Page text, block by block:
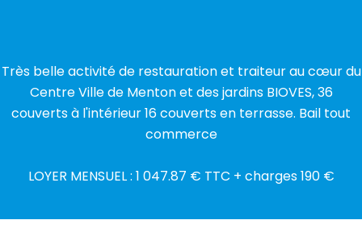
Très belle activité de restauration et traiteur au cœur du
Centre Ville de Menton et des jardins BIOVES, 36
couverts à l'intérieur 16 couverts en terrasse. Bail tout
commerce
LOYER MENSUEL : 1 047.87 € TTC + charges 190 €